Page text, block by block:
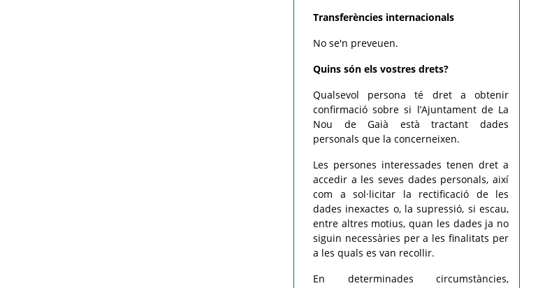
Transferències internacionals
No se'n preveuen.
Quins són els vostres drets?
Qualsevol persona té dret a obtenir
confirmació sobre si l’Ajuntament de La
Nou de Gaià està tractant dades
personals que la concerneixen.
Les persones interessades tenen dret a
accedir a les seves dades personals, així
com a sol·licitar la rectificació de les
dades inexactes o, la supressió, si escau,
entre altres motius, quan les dades ja no
siguin necessàries per a les finalitats per
a les quals es van recollir.
En determinades circumstàncies,